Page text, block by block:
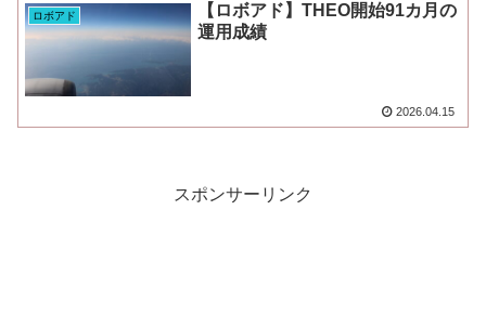
ロボアド
【ロボアド】THEO開始91カ月の
運用成績
2026.04.15
スポンサーリンク